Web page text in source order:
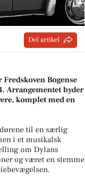
Del artikel
Bogense
Arrangementet byder
komplet med en
dørene til en særlig
i et musikalsk
om Dylans
og været en stemme